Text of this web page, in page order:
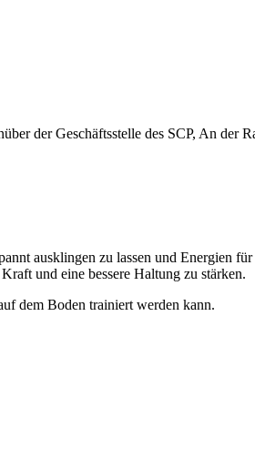
der Geschäftsstelle des SCP, An der
ausklingen zu lassen und Energien
und eine bessere Haltung zu stärken.
dem Boden trainiert werden kann.